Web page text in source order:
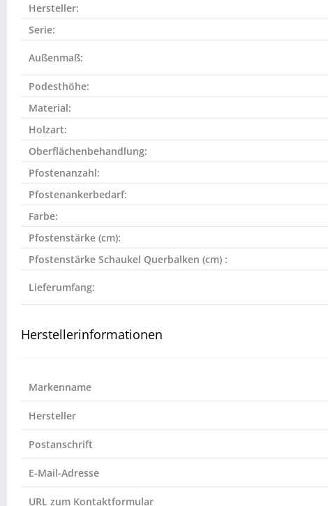
Hersteller:
Serie:
Außenmaß:
Podesthöhe:
Material:
Holzart:
Oberflächenbehandlung:
Pfostenanzahl:
Pfostenankerbedarf:
Farbe:
Pfostenstärke (cm):
Pfostenstärke Schaukel Querbalken (cm) :
Lieferumfang:
Herstellerinformationen
Markenname
Hersteller
Postanschrift
E-Mail-Adresse
URL zum Kontaktformular